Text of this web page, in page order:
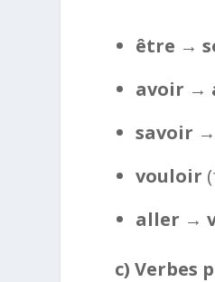
être →
avoir →
savoir
vouloir
aller →
c) Verbes